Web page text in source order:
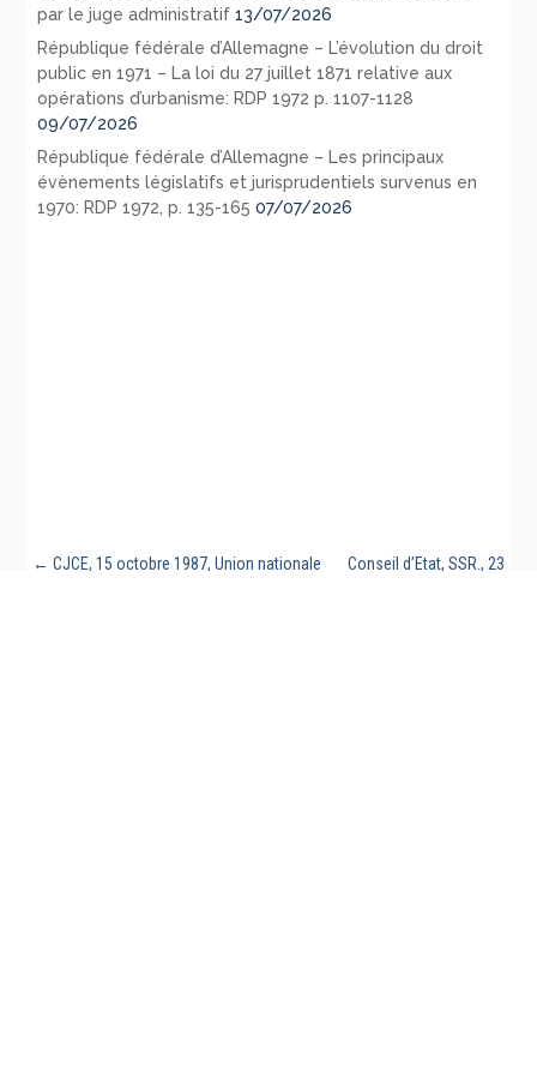
par le juge administratif 13/07/2026
République fédérale d’Allemagne – L’évolution du droit
public en 1971 – La loi du 27 juillet 1871 relative aux
opérations d’urbanisme: RDP 1972 p. 1107-1128
09/07/2026
République fédérale d’Allemagne – Les principaux
évènements législatifs et jurisprudentiels survenus en
1970: RDP 1972, p. 135-165 07/07/2026
← CJCE, 15 octobre 1987, Union nationale
Conseil d’Etat, SSR., 23